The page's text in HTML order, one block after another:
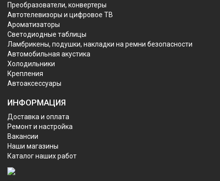
Преобразователи, конвертеры
Автотелевизоры и цифровое ТВ
Ароматизаторы
Светодиодные таблицы
Ламбрикены, подушки, накладки на ремни безопасности
Автомобильная акустика
Холодильники
Крепления
Автоаксессуары
ИНФОРМАЦИЯ
Доставка и оплата
Ремонт и настройка
Вакансии
Наши магазины
Каталог наших работ